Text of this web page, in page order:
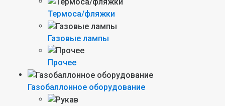
Термоса/фляжки
Газовые лампы
Прочее
Газобаллонное оборудование